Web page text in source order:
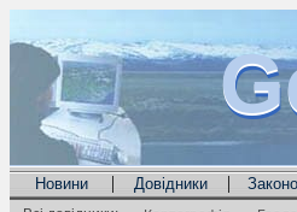
Новини | Довідники |